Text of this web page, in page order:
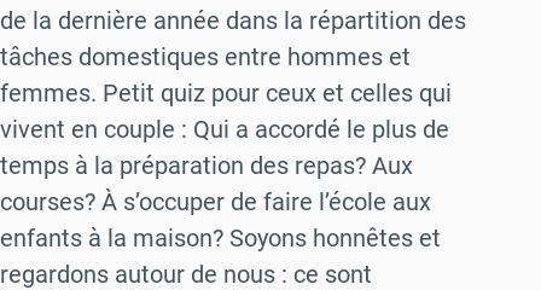
de la dernière année dans la répartition des
tâches domestiques entre hommes et
femmes. Petit quiz pour ceux et celles qui
vivent en couple : Qui a accordé le plus de
temps à la préparation des repas? Aux
courses? À s’occuper de faire l’école aux
enfants à la maison? Soyons honnêtes et
regardons autour de nous : ce sont